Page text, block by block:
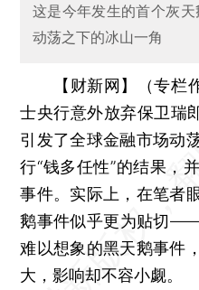
这是今年发生的首个灰
动荡之下的冰山一角
【财新网】（专栏
士央行意外放弃保卫瑞
引发了全球金融市场动
行“钱多任性”的结果，
事件。实际上，在笔者
鹅事件似乎更为贴切
难以想象的黑天鹅事件
大，影响却不容小觑。